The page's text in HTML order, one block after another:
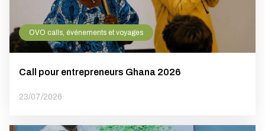
OVO calls, événements et voyages
Call pour entrepreneurs Ghana 2026
23/07/2026